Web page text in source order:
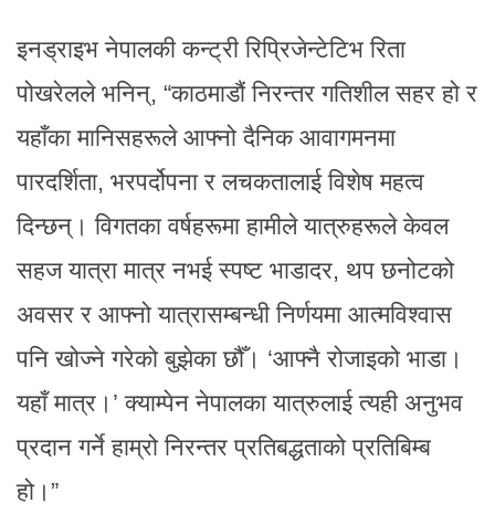
इनड्राइभ नेपालकी कन्ट्री रिप्रिजेन्टेटिभ रिता
पोखरेलले भनिन्, “काठमाडौं निरन्तर गतिशील सहर हो र
यहाँका मानिसहरूले आफ्नो दैनिक आवागमनमा
पारदर्शिता, भरपर्दोपना र लचकतालाई विशेष महत्व
दिन्छन्। विगतका वर्षहरूमा हामीले यात्रुहरूले केवल
सहज यात्रा मात्र नभई स्पष्ट भाडादर, थप छनोटको
अवसर र आफ्नो यात्रासम्बन्धी निर्णयमा आत्मविश्वास
पनि खोज्ने गरेको बुझेका छौँ। ‘आफ्नै रोजाइको भाडा।
यहाँ मात्र।’ क्याम्पेन नेपालका यात्रुलाई त्यही अनुभव
प्रदान गर्ने हाम्रो निरन्तर प्रतिबद्धताको प्रतिबिम्ब
हो।”